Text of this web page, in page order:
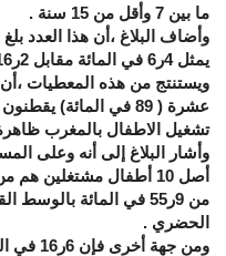
ما بين 7 وأقل من 15 سنة .
يمثل 4ر6 في المائة مقابل 2ر16 في المائة سنة 1999 .
ويستنتج من هذه المعطيات
عشرة ( 89 في المائة)
تشغيل الاطفال بالمغرب ظاهرة
أصل 10 أطفال مشتغلين
الحضري .
ومن